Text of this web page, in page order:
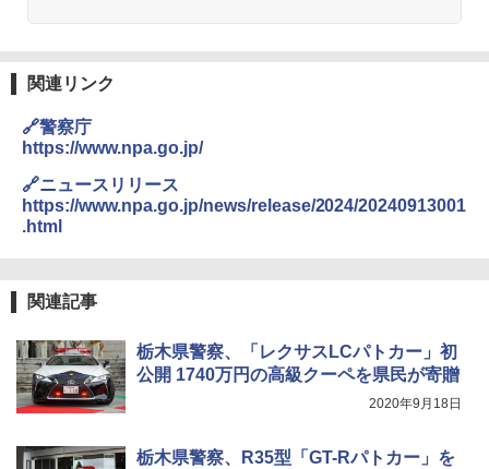
関連リンク
🔗警察庁
https://www.npa.go.jp/
🔗ニュースリリース
https://www.npa.go.jp/news/release/2024/20240913001
.html
関連記事
栃木県警察、「レクサスLCパトカー」初
公開 1740万円の高級クーペを県民が寄贈
2020年9月18日
栃木県警察、R35型「GT-Rパトカー」を